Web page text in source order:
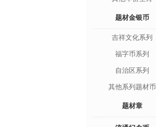
题材金银币
吉祥文化系列
福字币系列
自治区系列
其他系列题材币
题材章